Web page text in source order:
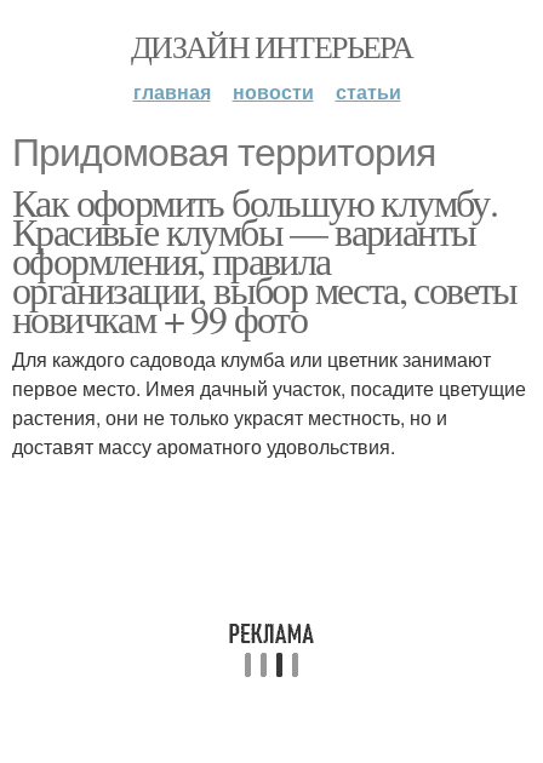
ДИЗАЙН ИНТЕРЬЕРА
главная новости статьи
Придомовая территория
Как оформить большую клумбу.
Красивые клумбы — варианты
оформления, правила
организации, выбор места, советы
новичкам + 99 фото
Для каждого садовода клумба или цветник занимают
первое место. Имея дачный участок, посадите цветущие
растения, они не только украсят местность, но и
доставят массу ароматного удовольствия.